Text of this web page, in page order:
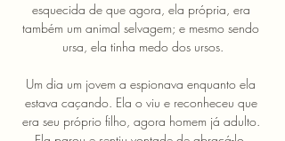
esquecida de que agora, ela própria, era
também um animal selvagem; e mesmo sendo
ursa, ela tinha medo dos ursos.
Um dia um jovem a espionava enquanto ela
estava caçando. Ela o viu e reconheceu que
era seu próprio filho, agora homem já adulto.